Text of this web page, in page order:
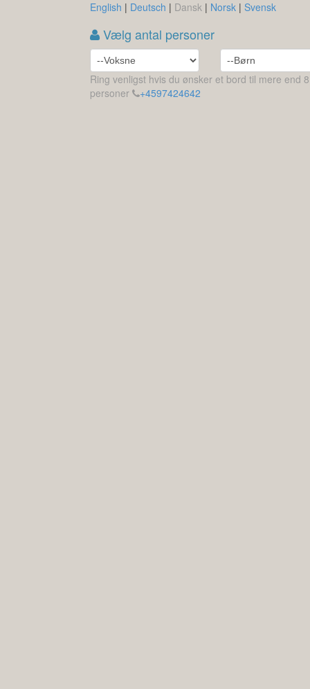
English | Deutsch | Dansk | Norsk | Svensk
Vælg antal personer
Ring venligst hvis du ønsker et bord til mere end 8
personer
+4597424642